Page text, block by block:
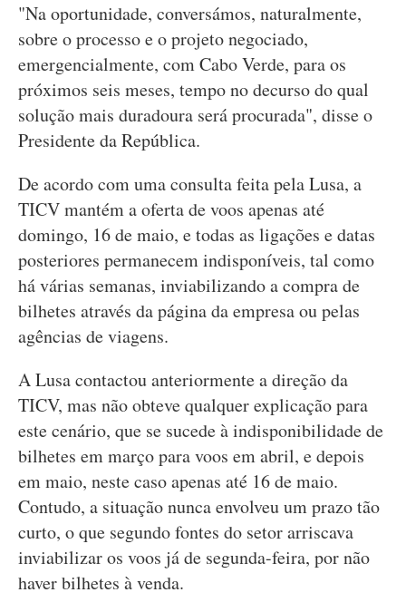
"Na oportunidade, conversámos, naturalmente,
sobre o processo e o projeto negociado,
emergencialmente, com Cabo Verde, para os
próximos seis meses, tempo no decurso do qual
solução mais duradoura será procurada", disse o
Presidente da República.
De acordo com uma consulta feita pela Lusa, a
TICV mantém a oferta de voos apenas até
domingo, 16 de maio, e todas as ligações e datas
posteriores permanecem indisponíveis, tal como
há várias semanas, inviabilizando a compra de
bilhetes através da página da empresa ou pelas
agências de viagens.
A Lusa contactou anteriormente a direção da
TICV, mas não obteve qualquer explicação para
este cenário, que se sucede à indisponibilidade de
bilhetes em março para voos em abril, e depois
em maio, neste caso apenas até 16 de maio.
Contudo, a situação nunca envolveu um prazo tão
curto, o que segundo fontes do setor arriscava
inviabilizar os voos já de segunda-feira, por não
haver bilhetes à venda.